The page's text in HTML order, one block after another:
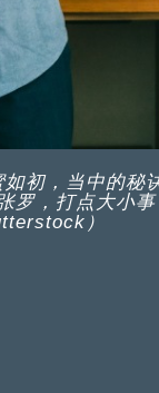
初，当中的秘
，打点大小
）